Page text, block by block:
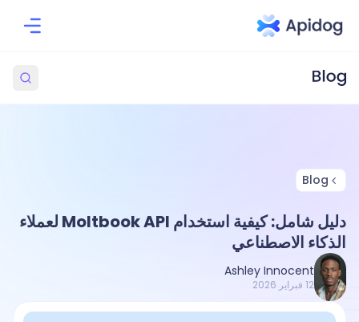
Blog
دليل شامل: كيفية استخدام Moltbook API لعملاء
الذكاء الاصطناعي
Ashley Innocent
12 فبراير 2026